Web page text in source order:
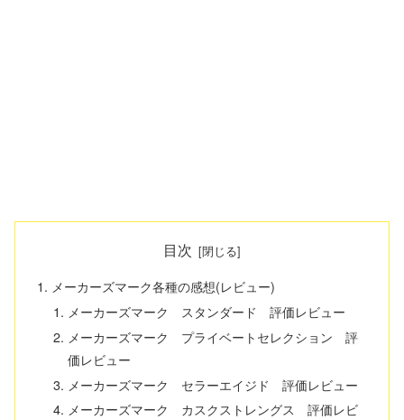
目次
メーカーズマーク各種の感想(レビュー)
メーカーズマーク スタンダード 評価レビュー
メーカーズマーク プライベートセレクション 評
価レビュー
メーカーズマーク セラーエイジド 評価レビュー
メーカーズマーク カスクストレングス 評価レビ